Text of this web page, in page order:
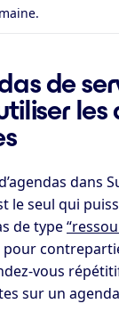
de
les
dans
le seul qui
de type
vous
sur un